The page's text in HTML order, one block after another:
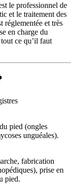
le professionnel de
et le traitement des
réglementée et très
en charge du
ce qu’il faut
pied (ongles
unguéales).
fabrication
prise en
pied.